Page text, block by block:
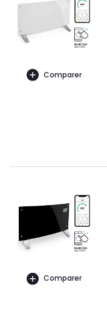
Comparer
Comparer